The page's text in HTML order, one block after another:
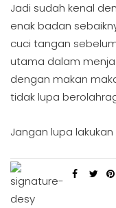
Jadi sudah kenal
enak badan
cuci tangan
utama dalam
dengan makan
tidak lupa
Jangan lupa